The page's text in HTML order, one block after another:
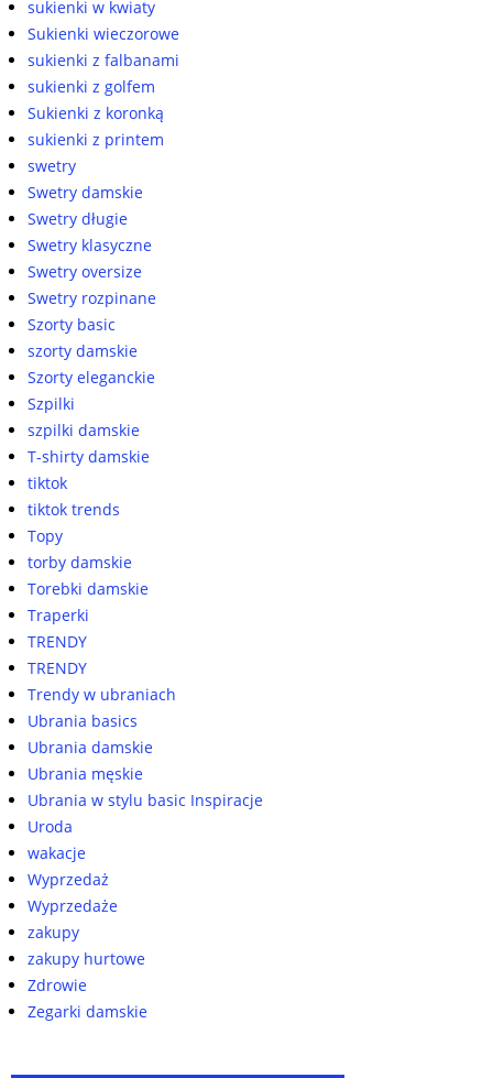
sukienki w kwiaty
Sukienki wieczorowe
sukienki z falbanami
sukienki z golfem
Sukienki z koronką
sukienki z printem
swetry
Swetry damskie
Swetry długie
Swetry klasyczne
Swetry oversize
Swetry rozpinane
Szorty basic
szorty damskie
Szorty eleganckie
Szpilki
szpilki damskie
T-shirty damskie
tiktok
tiktok trends
Topy
torby damskie
Torebki damskie
Traperki
TRENDY
TRENDY
Trendy w ubraniach
Ubrania basics
Ubrania damskie
Ubrania męskie
Ubrania w stylu basic Inspiracje
Uroda
wakacje
Wyprzedaż
Wyprzedaże
zakupy
zakupy hurtowe
Zdrowie
Zegarki damskie